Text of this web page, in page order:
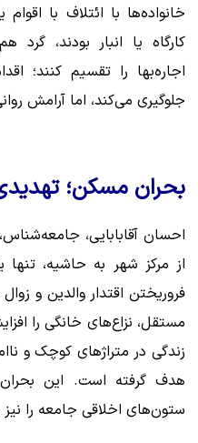
خانواده‌ها با ائتلاف با
کارگاه یا انبار بودند،
اجاره‌بها را تقسیم کنند؛
جلوگیری می‌کند، اما آرامش
بحران مسکن؛
احسان آقابابایی،
از مرکز شهر به حاشیه،
فروریختن اقتدار والدین و
مستقل، نزاع‌های خانگی را
زندگی در متراژهای کوچک و
هدف گرفته است. این بحران
ستون‌های اخلاقی جامعه را نیز